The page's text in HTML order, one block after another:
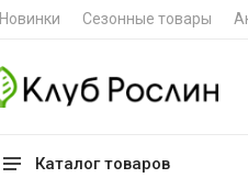
Новинки Сезонные товары
Каталог товаров